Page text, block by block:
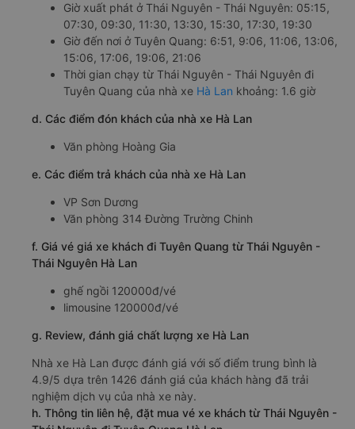
Giờ xuất phát ở Thái Nguyên - Thái Nguyên: 05:15,
07:30, 09:30, 11:30, 13:30, 15:30, 17:30, 19:30
Giờ đến nơi ở Tuyên Quang: 6:51, 9:06, 11:06, 13:06,
15:06, 17:06, 19:06, 21:06
Thời gian chạy từ Thái Nguyên - Thái Nguyên đi
Tuyên Quang của nhà xe Hà Lan khoảng: 1.6 giờ
d. Các điểm đón khách của nhà xe Hà Lan
Văn phòng Hoàng Gia
e. Các điểm trả khách của nhà xe Hà Lan
VP Sơn Dương
Văn phòng 314 Đường Trường Chinh
f. Giá vé giá xe khách đi Tuyên Quang từ Thái Nguyên -
Thái Nguyên Hà Lan
ghế ngồi 120000đ/vé
limousine 120000đ/vé
g. Review, đánh giá chất lượng xe Hà Lan
Nhà xe Hà Lan được đánh giá với số điểm trung bình là
4.9/5 dựa trên 1426 đánh giá của khách hàng đã trải
nghiệm dịch vụ của nhà xe này.
h. Thông tin liên hệ, đặt mua vé xe khách từ Thái Nguyên -